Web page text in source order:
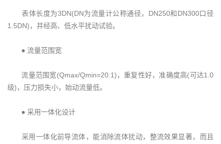
表体长度为3DN(DN为流量计公称通径，DN250和DN300口径
1.5DN)，并经高、低水平扰动试验。
● 流量范围宽
流量范围宽(Qmax/Qmin=20:1)，重复性好，准确度高(可达1.0
级)，压力损失小，始动流量低。
● 采用一体化设计
采用一体化前导流体，能消除流体扰动，整流效果显著，而且